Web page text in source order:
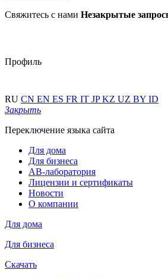
Свяжитесь с нами Незакрытые
Профиль
RU CN EN ES FR IT JPKZ UZ BY ID
Закрыть
Переключение языка сайта
Для дома
Для бизнеса
АВ-лаборатория
Лицензии и сертификаты
Новости
О компании
Для дома
Для бизнеса
Скачать